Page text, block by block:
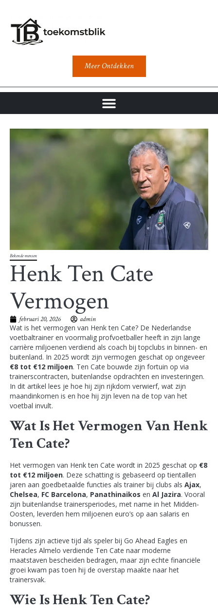
Meer Ontdekken
Bekende mensen
Henk Ten Cate
Vermogen
februari 20, 2026 admin
Wat is het vermogen van Henk ten Cate? De Nederlandse
voetbaltrainer en voormalig profvoetballer heeft in zijn lange
carrière miljoenen verdiend als coach bij topclubs in binnen- en
buitenland. In 2025 wordt zijn vermogen geschat op ongeveer
€8 tot €12 miljoen. Ten Cate bouwde zijn fortuin op via
trainerscontracten, buitenlandse opdrachten en investeringen.
In dit artikel lees je hoe hij zijn rijkdom verwierf, wat zijn
maandinkomen is en hoe hij zijn leven na de top van het
voetbal invult.
Wat Is Het Vermogen Van Henk
Ten Cate?
Het vermogen van Henk ten Cate wordt in 2025 geschat op €8
tot €12 miljoen. Deze schatting is gebaseerd op tientallen
jaren aan goedbetaalde functies als trainer bij clubs als Ajax,
Chelsea, FC Barcelona, Panathinaikos en Al Jazira. Vooral
zijn buitenlandse trainersperiodes, met name in het Midden-
Oosten, leverden hem miljoenen euro’s op aan salaris en
bonussen.
Tijdens zijn actieve tijd als speler bij Go Ahead Eagles en
Heracles Almelo verdiende Ten Cate naar moderne
maatstaven bescheiden bedragen, maar zijn echte financiële
groei kwam pas toen hij de overstap maakte naar het
trainersvak.
Wie Is Henk Ten Cate?